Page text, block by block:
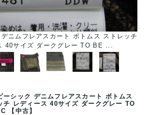
ニムフレアスカート ボトムス ストレッチ
40サイズ ダークグレー TO BE ...
ーシック デニムフレアスカート ボトムス
チ レディース 40サイズ ダークグレー TO
【中古】